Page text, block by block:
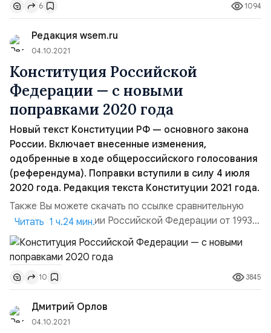
может обозначить юридические ошибки в соглашении
о создании Содружества Независимых Государств
(СНГ). ПО Т...
6 1094
Редакция wsem.ru
04.10.2021
Конституция Российской
Федерации — с новыми
поправками 2020 года
Новый текст Конституции РФ — основного закона
России. Включает внесенные изменения,
одобренные в ходе общероссийского голосования
(референдума). Поправки вступили в силу 4 июля
2020 года. Редакция текста Конституции 2021 года.
Также Вы можете скачать по ссылке сравнительную
таблицу Конституции Российской Федерации от 1993г.
с учетом одобренного закона — что нового
добавилось в Конституции РФ после референдума
«О поправке к Конституции Российской Федерации» в
2020 году.Конституция Российской Федерации. Мы,
многонациональный народ Российской Федерации,&...
Читать 1 ч.24 мин.
10 3845
Дмитрий Орлов
04.10.2021